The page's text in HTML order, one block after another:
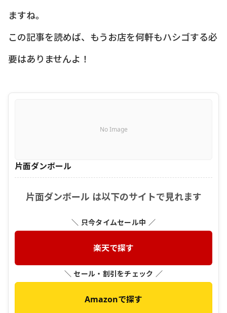
ますね。
この記事を読めば、もうお店を何軒もハシゴする必
要はありませんよ！
No Image
片面ダンボール
片面ダンボール は以下のサイトで見れます
＼ 只今タイムセール中 ／
楽天で探す
＼ セール・割引をチェック ／
Amazonで探す